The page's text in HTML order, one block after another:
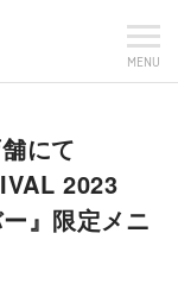
MENU
にて
2023
』限定メニ